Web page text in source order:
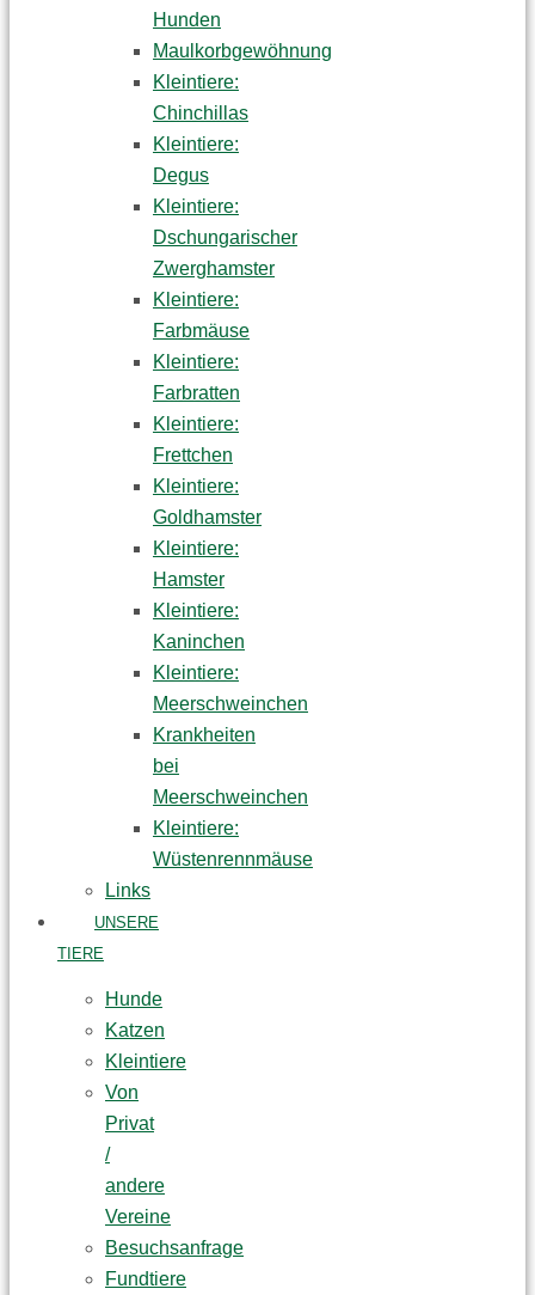
Hunden
Maulkorbgewöhnung
Kleintiere:
Chinchillas
Kleintiere:
Degus
Kleintiere:
Dschungarischer
Zwerghamster
Kleintiere:
Farbmäuse
Kleintiere:
Farbratten
Kleintiere:
Frettchen
Kleintiere:
Goldhamster
Kleintiere:
Hamster
Kleintiere:
Kaninchen
Kleintiere:
Meerschweinchen
Krankheiten
bei
Meerschweinchen
Kleintiere:
Wüstenrennmäuse
Links
UNSERE
TIERE
Hunde
Katzen
Kleintiere
Von
Privat
/
andere
Vereine
Besuchsanfrage
Fundtiere